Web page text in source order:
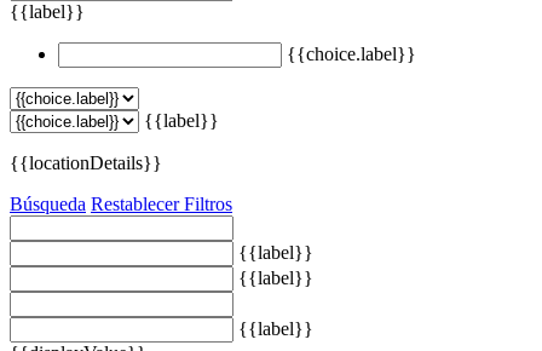
{{label}}
{{choice.label}}
{{label}}
{{locationDetails}}
Búsqueda Restablecer Filtros
{{label}}
{{label}}
{{label}}